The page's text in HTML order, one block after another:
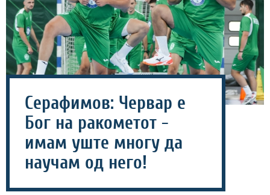
Серафимов: Червар е
Бог на ракометот -
имам уште многу да
научам од него!